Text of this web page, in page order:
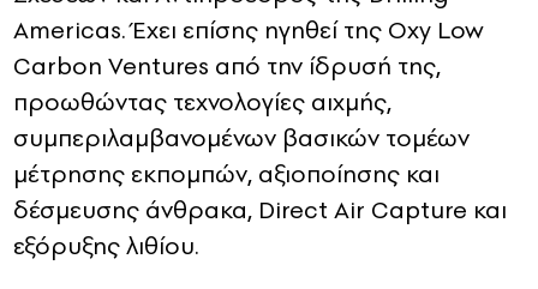
Americas. Έχει επίσης ηγηθεί της Oxy Low
Carbon Ventures από την ίδρυσή της,
προωθώντας τεχνολογίες αιχμής,
συμπεριλαμβανομένων βασικών τομέων
μέτρησης εκπομπών, αξιοποίησης και
δέσμευσης άνθρακα, Direct Air Capture και
εξόρυξης λιθίου.